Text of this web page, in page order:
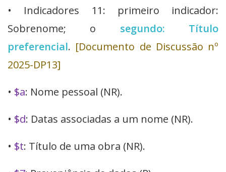
• Indicadores 11: primeiro indicador:
Sobrenome; o segundo: Título
preferencial. [Documento de Discussão nº
2025-DP13]
• $a: Nome pessoal (NR).
• $d: Datas associadas a um nome (NR).
• $t: Título de uma obra (NR).